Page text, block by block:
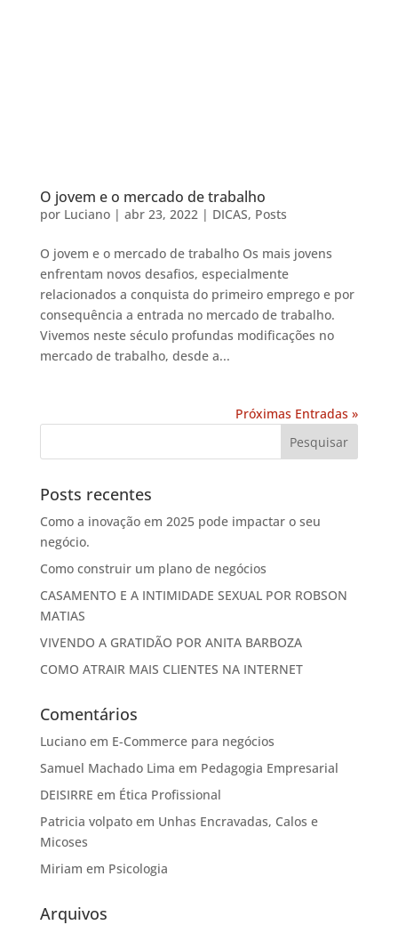
O jovem e o mercado de trabalho
por Luciano| abr 23, 2022| DICAS, Posts
O jovem e o mercado de trabalho Os mais jovens
enfrentam novos desafios, especialmente
relacionados a conquista do primeiro emprego e por
consequência a entrada no mercado de trabalho.
Vivemos neste século profundas modificações no
mercado de trabalho, desde a...
Próximas Entradas »
Posts recentes
Como a inovação em 2025 pode impactar o seu
negócio.
Como construir um plano de negócios
CASAMENTO E A INTIMIDADE SEXUAL POR ROBSON
MATIAS
VIVENDO A GRATIDÃO POR ANITA BARBOZA
COMO ATRAIR MAIS CLIENTES NA INTERNET
Comentários
Lucianoem E-Commerce para negócios
Samuel Machado Lima em Pedagogia Empresarial
DEISIRRE em Ética Profissional
Patricia volpatoem Unhas Encravadas, Calos e
Micoses
Miriam em Psicologia
Arquivos